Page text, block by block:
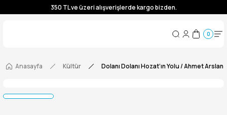
350 TL ve üzeri alışverişlerde kargo bizden.
350 TL ve üzeri alışverişlerde kargo bizden.
0
Anasayfa Kültür Dolanı Dolanı Hozat’ın Yolu / Ahmet Arslan